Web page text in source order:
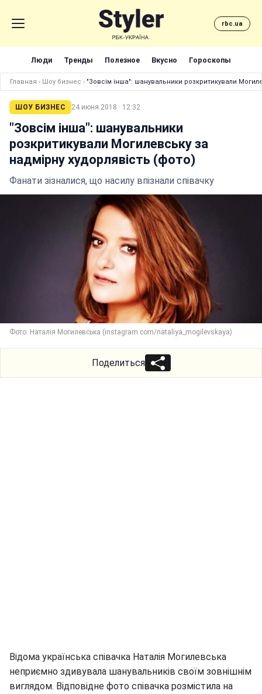
rbc.ua
Люди Тренды Полезное Вкусно Гороскопы
Главная › Шоу бизнес › "Зовсім інша": шанувальники розкритикували
ШОУ БИЗНЕС 24 июня 2018 · 12:32
"Зовсім інша": шанувальники
розкритикували Могилевську за
надмірну худорлявість (фото)
Фанати зізналися, що насилу впізнали співачку
Фото: Наталія Могилевська (instagram.com/nataliya_mogilevskaya)
Поделиться
Відома українська співачка Наталія Могилевська
неприємно здивувала шанувальників своїм зовнішнім
виглядом. Відповідне фото співачка розмістила на